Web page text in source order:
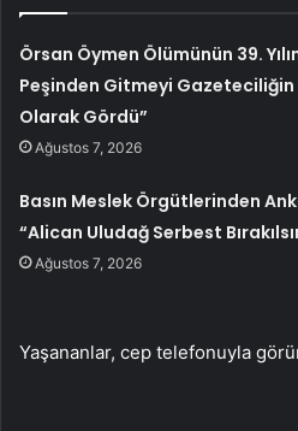
Örsan Öymen Ölümünün 39.
Peşinden Gitmeyi
Olarak Gördü”
Ağustos 7, 2026
Basın Meslek Örgütlerinden
“Alican Uludağ Serbest
Ağustos 7, 2026
Yaşananlar, cep telefonuyla